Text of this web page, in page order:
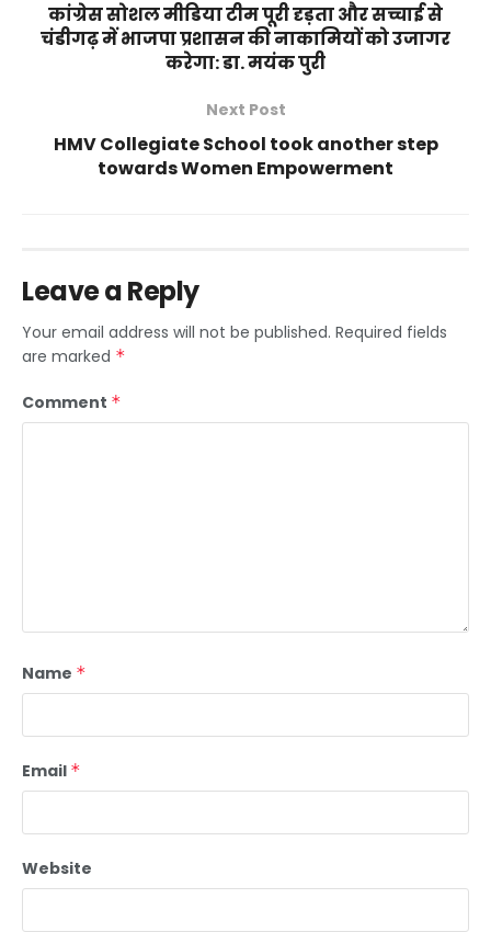
कांग्रेस सोशल मीडिया टीम पूरी दृड़ता और सच्चाई से
चंडीगढ़ में भाजपा प्रशासन की नाकामियों को उजागर
करेगा: डा. मयंक पुरी
Next Post
HMV Collegiate School took another step
towards Women Empowerment
Leave a Reply
Your email address will not be published. Required fields
are marked *
Comment *
Name *
Email *
Website